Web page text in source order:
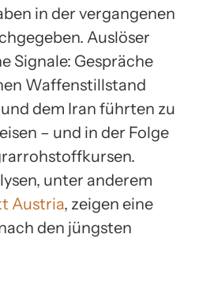
in der vergangenen
Auslöser
Signale: Gespräche
Waffenstillstand
dem Iran führten zu
– und in der Folge
unter anderem
Austria, zeigen eine
den jüngsten